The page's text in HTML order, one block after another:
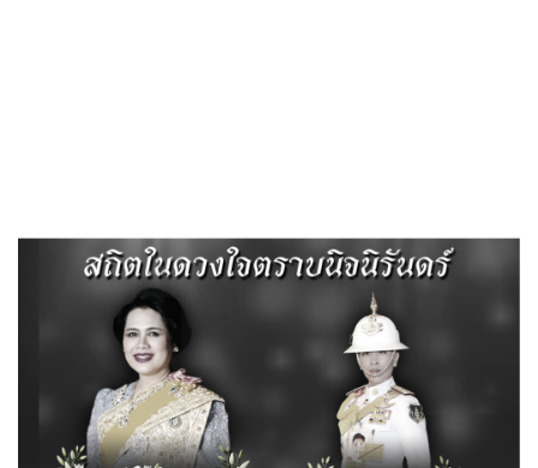
ข้อมูลสถิติการให้บริการประชาชน ประจำปี พ.ศ. 2568
ประชาสัมพันธ์การประชุมสภา สมัยสามัญ สมัยที่ 4 ประจำปี พ.ศ.
แผนการบริหารและพัฒนาทรัพยากร
บุคคล ประจำปีงบประมาณ พ.ศ. 2569